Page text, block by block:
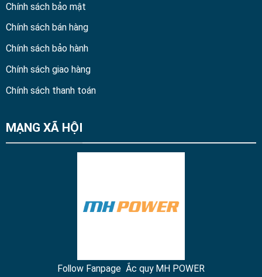
Chính sách bảo mật
Chính sách bán hàng
Chính sách bảo hành
Chính sách giao hàng
Chính sách thanh toán
MẠNG XÃ HỘI
Follow Fanpage Ắc quy MH POWER